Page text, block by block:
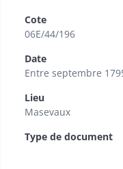
Cote
06E/44/196
Date
Entre septembre
Lieu
Masevaux
Type de document